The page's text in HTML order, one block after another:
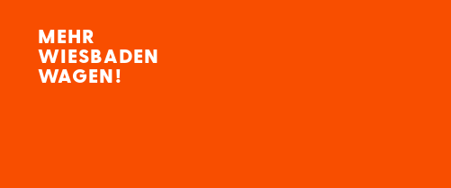
MEHR
WIESBADEN
WAGEN!